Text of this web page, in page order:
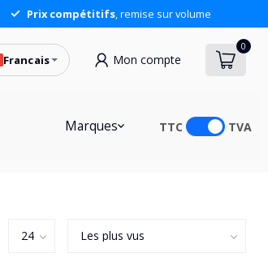
Prix compétitifs, remise sur volume
Francais Mon compte
0
Marques TTC TVA